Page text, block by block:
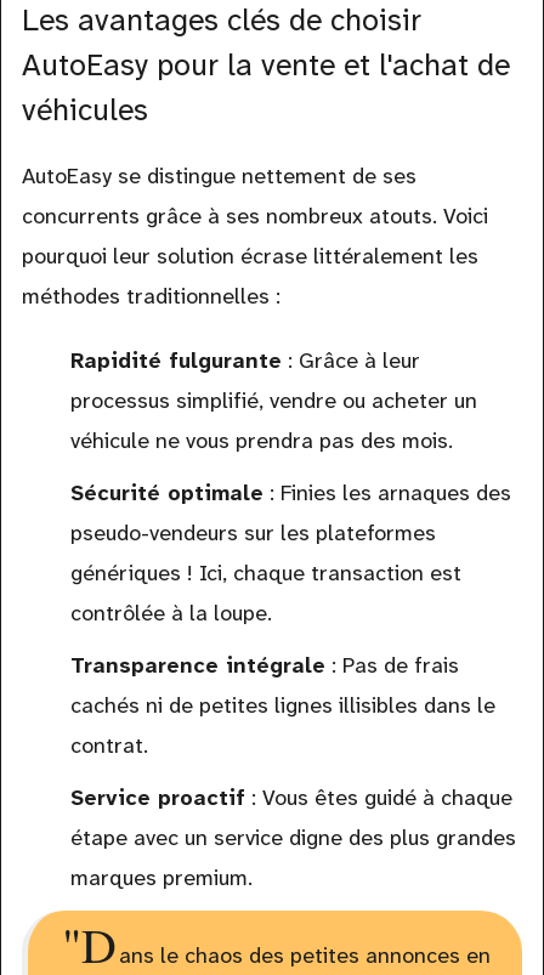
Les avantages clés de choisir
AutoEasy pour la vente et l'achat de
véhicules
AutoEasy se distingue nettement de ses
concurrents grâce à ses nombreux atouts. Voici
pourquoi leur solution écrase littéralement les
méthodes traditionnelles :
Rapidité fulgurante : Grâce à leur
processus simplifié, vendre ou acheter un
véhicule ne vous prendra pas des mois.
Sécurité optimale : Finies les arnaques des
pseudo-vendeurs sur les plateformes
génériques ! Ici, chaque transaction est
contrôlée à la loupe.
Transparence intégrale : Pas de frais
cachés ni de petites lignes illisibles dans le
contrat.
Service proactif : Vous êtes guidé à chaque
étape avec un service digne des plus grandes
marques premium.
"Dans le chaos des petites annonces en